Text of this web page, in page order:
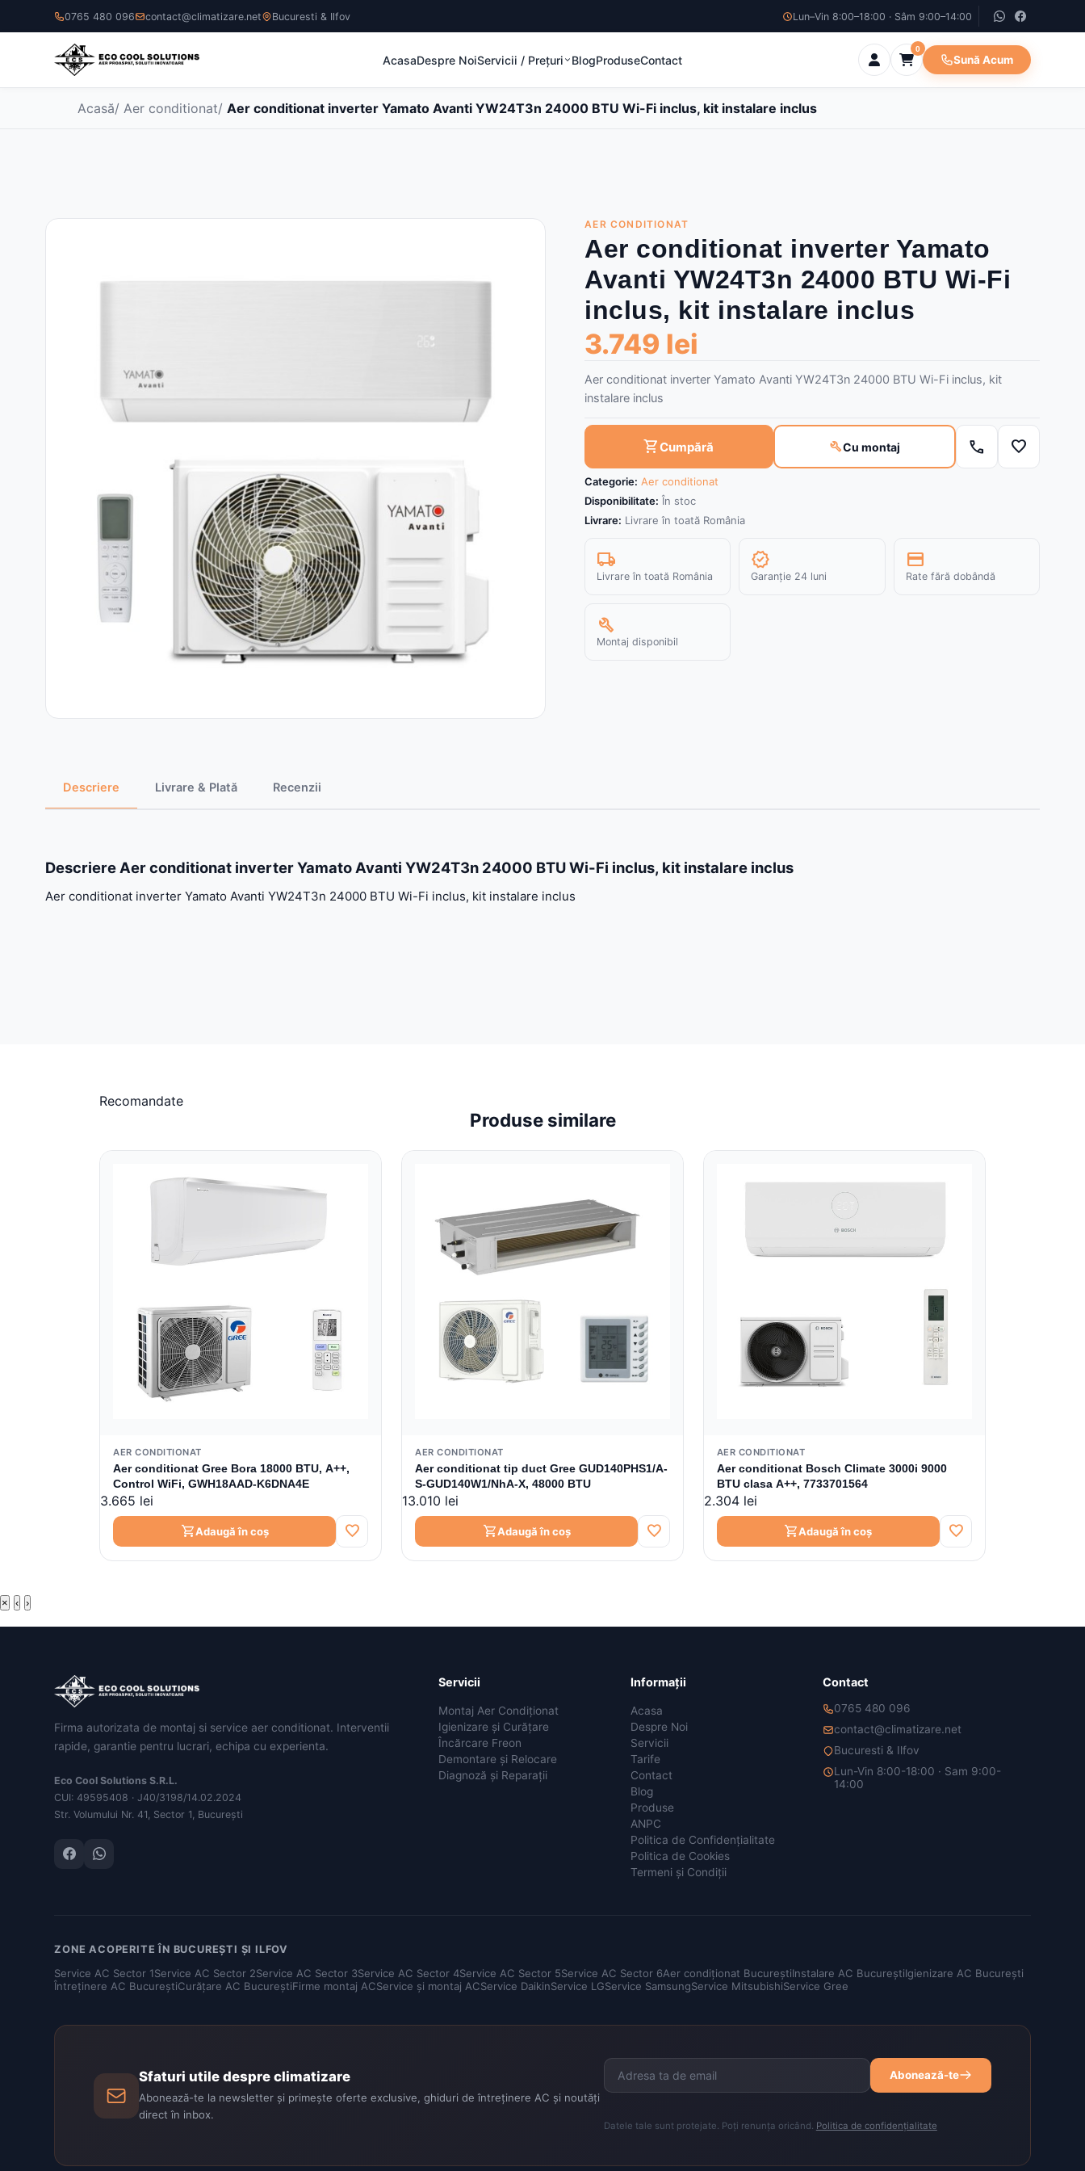
0765 480 096 contact@climatizare.net Bucuresti & Ilfov Lun–Vin 8:00–18:00 · Sâm 9:00–14:00
AcasaDespre NoiServicii / Prețuri BlogProduseContact
0
Sună Acum
Acasă/ Aer conditionat/ Aer conditionat inverter Yamato Avanti YW24T3n 24000 BTU Wi-Fi inclus, kit instalare inclus
AER CONDITIONAT
Aer conditionat inverter Yamato
Avanti YW24T3n 24000 BTU Wi-Fi
inclus, kit instalare inclus
3.749 lei
Aer conditionat inverter Yamato Avanti YW24T3n 24000 BTU Wi-Fi inclus, kit
instalare inclus
shopping_cartCumpără buildCu montaj call favorite
Categorie: Aer conditionat
Disponibilitate: În stoc
Livrare: Livrare în toată România
local_shipping
Livrare în toată România
verified
Garanție 24 luni
credit_card
Rate fără dobândă
build
Montaj disponibil
Descriere Livrare & Plată Recenzii
Descriere Aer conditionat inverter Yamato Avanti YW24T3n 24000 BTU Wi-Fi inclus, kit instalare inclus
Aer conditionat inverter Yamato Avanti YW24T3n 24000 BTU Wi-Fi inclus, kit instalare inclus
Recomandate
Produse similare
AER CONDITIONAT
Aer conditionat Gree Bora 18000 BTU, A++,
Control WiFi, GWH18AAD-K6DNA4E
3.665 lei
shopping_cartAdaugă în coș favorite
AER CONDITIONAT
Aer conditionat tip duct Gree GUD140PHS1/A-
S-GUD140W1/NhA-X, 48000 BTU
13.010 lei
shopping_cartAdaugă în coș favorite
AER CONDITIONAT
Aer conditionat Bosch Climate 3000i 9000
BTU clasa A++, 7733701564
2.304 lei
shopping_cartAdaugă în coș favorite
× ‹ ›
Firma autorizata de montaj si service aer conditionat. Interventii
rapide, garantie pentru lucrari, echipa cu experienta.
Eco Cool Solutions S.R.L.
CUI: 49595408 · J40/3198/14.02.2024
Str. Volumului Nr. 41, Sector 1, București
Servicii
Montaj Aer Condiționat
Igienizare și Curățare
Încărcare Freon
Demontare și Relocare
Diagnoză și Reparații
Informații
Acasa
Despre Noi
Servicii
Tarife
Contact
Blog
Produse
ANPC
Politica de Confidențialitate
Politica de Cookies
Termeni și Condiții
Contact
0765 480 096
contact@climatizare.net
Bucuresti & Ilfov
Lun-Vin 8:00-18:00 · Sam 9:00-
14:00
ZONE ACOPERITE ÎN BUCUREȘTI ȘI ILFOV
Service AC Sector 1Service AC Sector 2Service AC Sector 3Service AC Sector 4Service AC Sector 5Service AC Sector 6Aer condiționat BucureștiInstalare AC BucureștiIgienizare AC București
Întreținere AC BucureștiCurățare AC BucureștiFirme montaj ACService și montaj ACService DaikinService LGService SamsungService MitsubishiService Gree
Sfaturi utile despre climatizare
Abonează-te la newsletter și primește oferte exclusive, ghiduri de întreținere AC și noutăți
direct în inbox.
Abonează-te
Datele tale sunt protejate. Poți renunța oricând. Politica de confidențialitate